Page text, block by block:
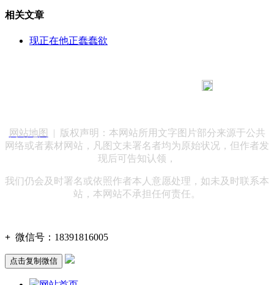
相关文章
现正在他正蠢蠢欲
网站地图
| 版权声明：本网站所用文字图片部分来源于公共
网络或者素材网站，凡图文未署名者均为原始状况，但作者发
现后可告知认领，
我们仍会及时署名或依照作者本人意愿处理，如未及时联系本
站，本网站不承担任何责任。
+ 微信号： 18391816005
点击复制微信